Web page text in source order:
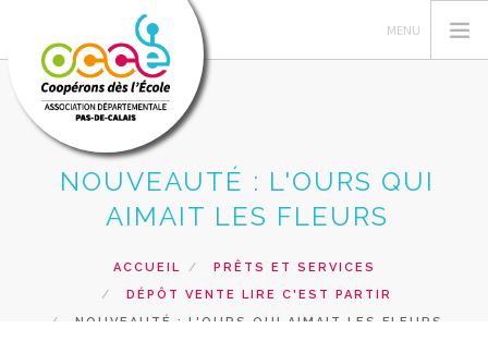
L'OCCE 62
GERER SA COOPERATIVE
NOS ACTIONS PEDAGOGIQUES
RESSOURCES ET SERVICES
NOUVEAUTÉ : L'OURS QUI
AIMAIT LES FLEURS
ACCUEIL
PRÊTS ET SERVICES
DÉPÔT VENTE LIRE C'EST PARTIR
NOUVEAUTÉ : L'OURS QUI AIMAIT LES FLEURS